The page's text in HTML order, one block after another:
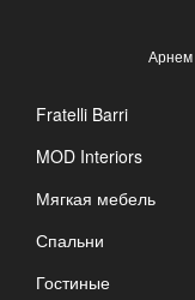
Арнем
Fratelli Barri
MOD Interiors
Мягкая мебель
Спальни
Гостиные